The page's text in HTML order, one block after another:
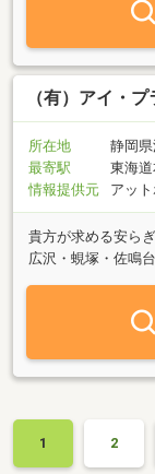
ら、ぜひお気軽に
（有）アイ・プ
所在地
静岡
最寄駅
東海
情報提供元
アッ
貴方が求める安ら
広沢・蜆塚・佐鳴
1 2